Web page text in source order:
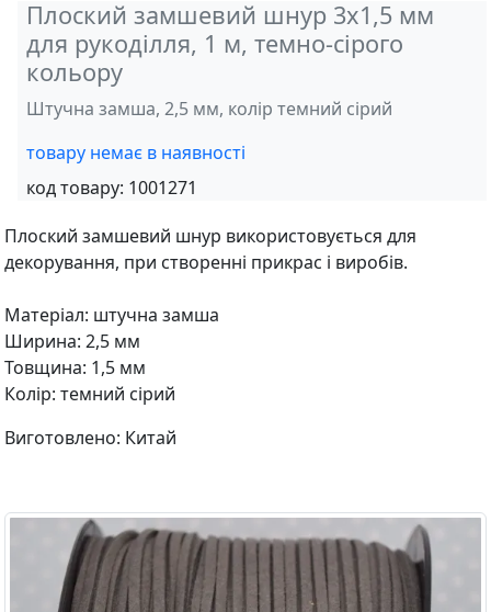
Плоский замшевий шнур 3х1,5 мм
для рукоділля, 1 м, темно-сірого
кольору
Штучна замша, 2,5 мм, колір темний сірий
товару немає в наявності
код товару: 1001271
Плоский замшевий шнур використовується для
декорування, при створенні прикрас і виробів.
Матеріал: штучна замша
Ширина: 2,5 мм
Товщина: 1,5 мм
Колір: темний сірий
Виготовлено: Китай